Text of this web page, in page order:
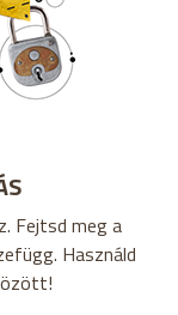
Fejtsd meg a
Használd